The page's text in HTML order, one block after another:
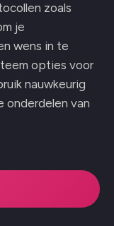
zoals
je
wens in te
opties voor
nauwkeurig
onderdelen van